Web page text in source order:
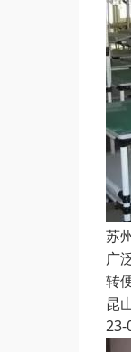
苏
广
转
昆
23-